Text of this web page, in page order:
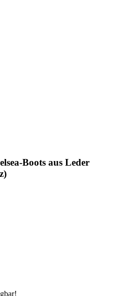
Boots aus Leder